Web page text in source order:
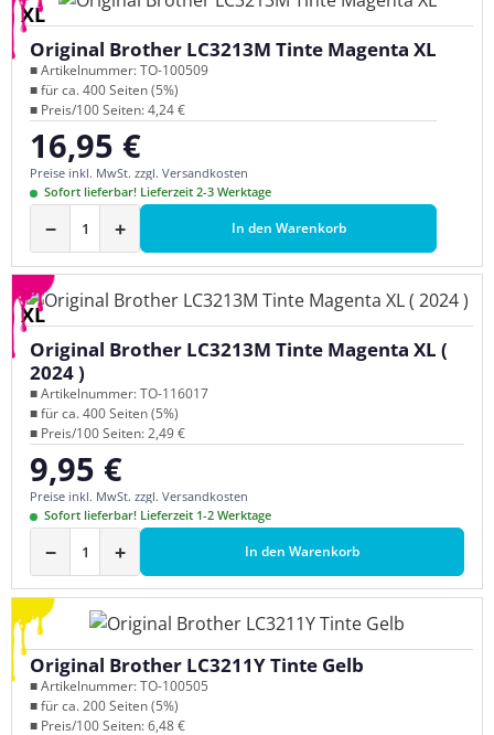
XL
Original Brother LC3213M Tinte Magenta XL
■ Artikelnummer: TO-100509
■ für ca. 400 Seiten (5%)
■ Preis/100 Seiten: 4,24 €
Regulärer Preis:
16,95 €
Preise inkl. MwSt. zzgl. Versandkosten
Sofort lieferbar! Lieferzeit 2-3 Werktage
− + In den Warenkorb
XL
Original Brother LC3213M Tinte Magenta XL (
2024 )
■ Artikelnummer: TO-116017
■ für ca. 400 Seiten (5%)
■ Preis/100 Seiten: 2,49 €
Regulärer Preis:
9,95 €
Preise inkl. MwSt. zzgl. Versandkosten
Sofort lieferbar! Lieferzeit 1-2 Werktage
− + In den Warenkorb
Original Brother LC3211Y Tinte Gelb
■ Artikelnummer: TO-100505
■ für ca. 200 Seiten (5%)
■ Preis/100 Seiten: 6,48 €